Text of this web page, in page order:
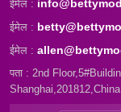
ईमेल :
ईमेल :
ईमेल :
पता : 2nd
Shanghai,201812,China